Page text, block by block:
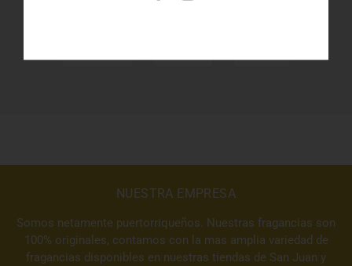
NUESTRA EMPRESA
Somos netamente puertorriqueños. Nuestras fragancias son
100% originales, contamos con la mas amplia variedad de
fragancias disponibles en nuestras tiendas de San Juan y